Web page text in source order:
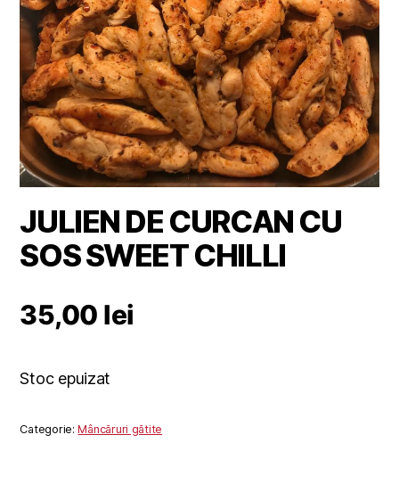
JULIEN DE CURCAN CU
SOS SWEET CHILLI
35,00 lei
Stoc epuizat
Categorie:Mâncăruri gătite